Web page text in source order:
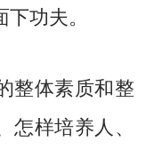
功夫。
体素质和整
样培养人、